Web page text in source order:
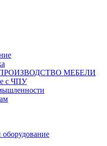
МЕБЕЛИ
с ЧПУ